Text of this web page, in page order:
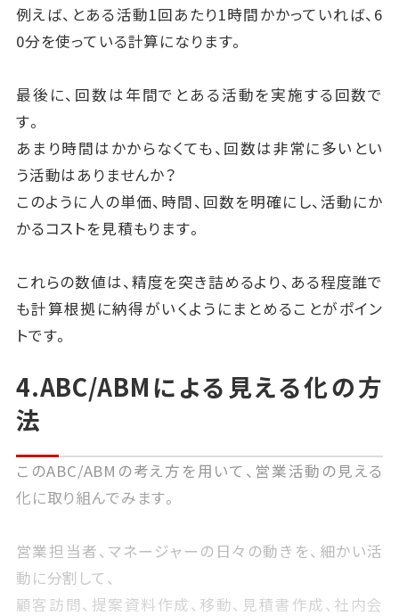
例えば、とある活動1回あたり1時間かかっていれば、6
0分を使っている計算になります。
最後に、回数は年間でとある活動を実施する回数で
す。
あまり時間はかからなくても、回数は非常に多いとい
う活動はありませんか？
このように人の単価、時間、回数を明確にし、活動にか
かるコストを見積もります。
これらの数値は、精度を突き詰めるより、ある程度誰で
も計算根拠に納得がいくようにまとめることがポイン
トです。
4.ABC/ABMによる見える化の方
法
このABC/ABMの考え方を用いて、営業活動の見える
化に取り組んでみます。
営業担当者、マネージャーの日々の動きを、細かい活
動に分割して、
顧客訪問、提案資料作成、移動、見積書作成、社内会